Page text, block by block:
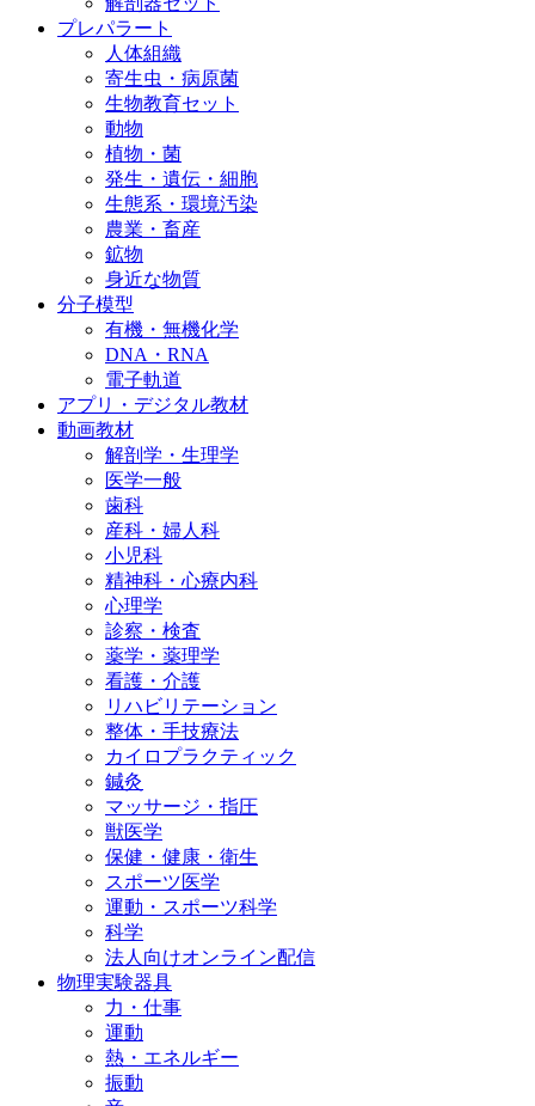
プレパラート
人体組織
寄生虫・病原菌
生物教育セット
動物
植物・菌
発生・遺伝・細胞
生態系・環境汚染
農業・畜産
鉱物
身近な物質
分子模型
有機・無機化学
DNA・RNA
電子軌道
アプリ・デジタル教材
動画教材
解剖学・生理学
医学一般
歯科
産科・婦人科
小児科
精神科・心療内科
心理学
診察・検査
薬学・薬理学
看護・介護
リハビリテーション
整体・手技療法
カイロプラクティック
鍼灸
マッサージ・指圧
獣医学
保健・健康・衛生
スポーツ医学
運動・スポーツ科学
科学
法人向けオンライン配信
物理実験器具
力・仕事
運動
熱・エネルギー
振動